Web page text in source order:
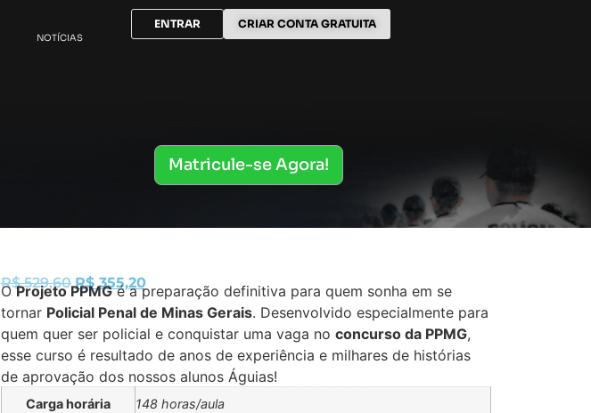
NOTÍCIAS
ENTRAR CRIAR CONTA GRATUITA
Matricule-se Agora!
R$529,60 R$355,20
OProjeto PPMGé a preparação definitiva para quem sonha em se
tornar Policial Penal de Minas Gerais. Desenvolvido especialmente para
quem quer ser policial e conquistar uma vaga no concurso da PPMG,
esse curso é resultado de anos de experiência e milhares de histórias
de aprovação dos nossos alunos Águias!
Carga horária 148 horas/aula